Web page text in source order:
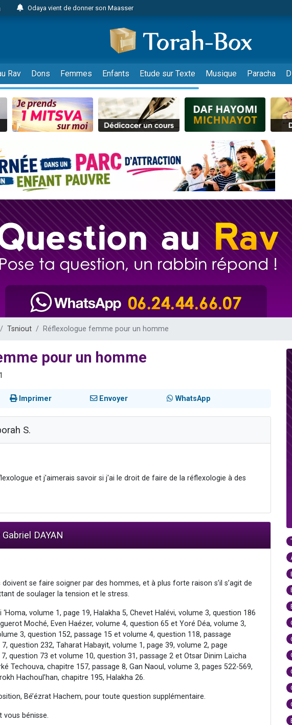
Odaya vient de donner son Maasser
3 personnes viennent de faire un don pour Diane, 80 ans, dans un appartement
2 personnes viennent de nous rejoindre sur WhatsApp
13 personnes viennent de demander une bénédiction
12 nouvelles musiques dans Torah-Box Music
30 personnes viennent de faire un don pour Sauvez la jambe de Yohan
Il reste 49 places pour étudier en groupe sur Zoom
3 personnes viennent de nous rejoindre sur WhatsApp
3 personnes viennent de nous rejoindre sur WhatsApp
2 nouvelles musiques dans Torah-Box Music
8 personnes viennent de faire un don pour Tsédaka : pauvres d'Israel
Nouvelle émission radio : Visions de grandeur n°104 : Le Chabbath et le Birkat Hamazone
61 personnes viennent de demander une bénédiction
Ariel vient de donner son Maasser
Nathaniel vient de donner son Maasser
6 personnes viennent de faire un don pour 5 enfants déjà orphelins risquent de
3 personnes viennent de nous rejoindre sur WhatsApp
Rav Dons Femmes Enfants Etude sur Texte Musique Paracha
Tsniout Réflexologue femme pour un homme
pour un homme
Imprimer Envoyer WhatsApp
S.
et j'aimerais savoir si j'ai le droit de faire de la réflexologie à des
DAYAN
doivent se faire soigner par des hommes, et à plus forte raison s’il s’agit de
de soulager la tension et le stress.
‘Homa, volume 1, page 19, Halakha 5, Chevet Halévi, volume 3, question 186
Moché, Even Haézer, volume 4, question 65 et Yoré Déa, volume 3,
3, question 152, passage 15 et volume 4, question 118, passage
question 232, Taharat Habayit, volume 1, page 39, volume 2, page
question 73 et volume 10, question 31, passage 2 et Otsar Dinim Laïcha
Techouva, chapitre 157, passage 8, Gan Naoul, volume 3, pages 522-569,
Hachoul’han, chapitre 195, Halakha 26.
Bé’ézrat Hachem, pour toute question supplémentaire.
vous bénisse.